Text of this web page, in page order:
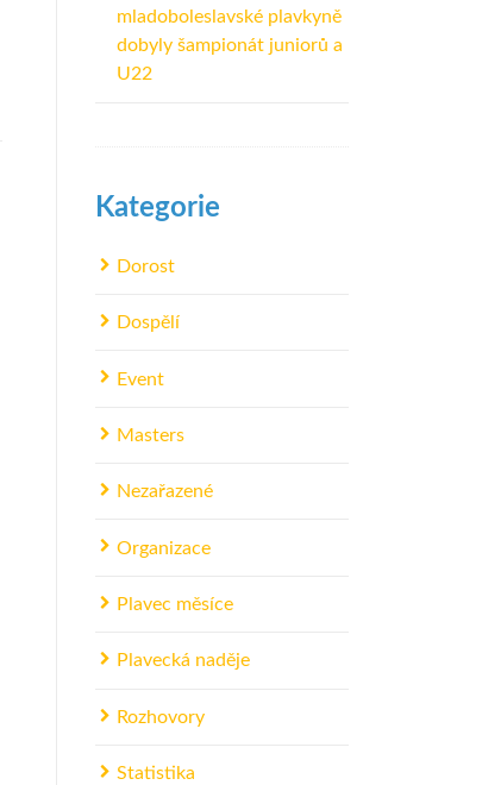
mladoboleslavské plavkyně
dobyly šampionát juniorů a
U22
Kategorie
Dorost
Dospělí
Event
Masters
Nezařazené
Organizace
Plavec měsíce
Plavecká naděje
Rozhovory
Statistika